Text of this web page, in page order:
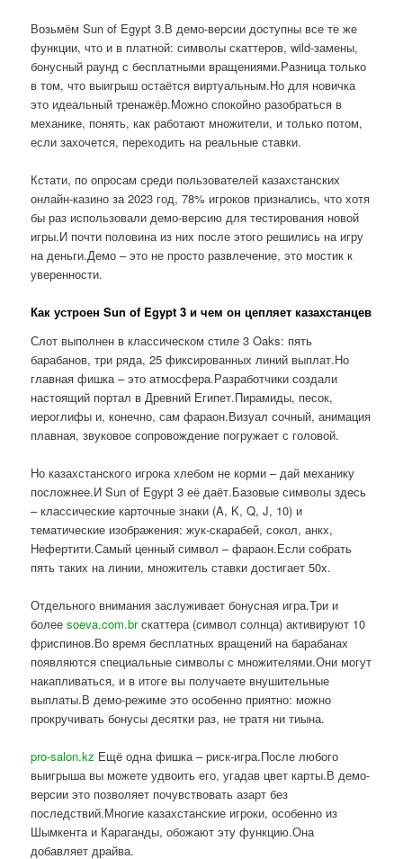
Возьмём Sun of Egypt 3.В демо-версии доступны все те же
функции, что и в платной: символы скаттеров, wild-замены,
бонусный раунд с бесплатными вращениями.Разница только
в том, что выигрыш остаётся виртуальным.Но для новичка
это идеальный тренажёр.Можно спокойно разобраться в
механике, понять, как работают множители, и только потом,
если захочется, переходить на реальные ставки.
Кстати, по опросам среди пользователей казахстанских
онлайн-казино за 2023 год, 78% игроков признались, что хотя
бы раз использовали демо-версию для тестирования новой
игры.И почти половина из них после этого решились на игру
на деньги.Демо – это не просто развлечение, это мостик к
уверенности.
Как устроен Sun of Egypt 3 и чем он цепляет казахстанцев
Слот выполнен в классическом стиле 3 Oaks: пять
барабанов, три ряда, 25 фиксированных линий выплат.Но
главная фишка – это атмосфера.Разработчики создали
настоящий портал в Древний Египет.Пирамиды, песок,
иероглифы и, конечно, сам фараон.Визуал сочный, анимация
плавная, звуковое сопровождение погружает с головой.
Но казахстанского игрока хлебом не корми – дай механику
посложнее.И Sun of Egypt 3 её даёт.Базовые символы здесь
– классические карточные знаки (A, K, Q, J, 10) и
тематические изображения: жук-скарабей, сокол, анкх,
Нефертити.Самый ценный символ – фараон.Если собрать
пять таких на линии, множитель ставки достигает 50x.
Отдельного внимания заслуживает бонусная игра.Три и
болееsoeva.com.brскаттера (символ солнца) активируют 10
фриспинов.Во время бесплатных вращений на барабанах
появляются специальные символы с множителями.Они могут
накапливаться, и в итоге вы получаете внушительные
выплаты.В демо-режиме это особенно приятно: можно
прокручивать бонусы десятки раз, не тратя ни тиына.
pro-salon.kz Ещё одна фишка – риск-игра.После любого
выигрыша вы можете удвоить его, угадав цвет карты.В демо-
версии это позволяет почувствовать азарт без
последствий.Многие казахстанские игроки, особенно из
Шымкента и Караганды, обожают эту функцию.Она
добавляет драйва.